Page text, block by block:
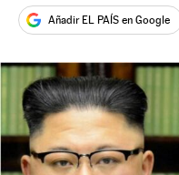
Añadir EL PAÍS en Google